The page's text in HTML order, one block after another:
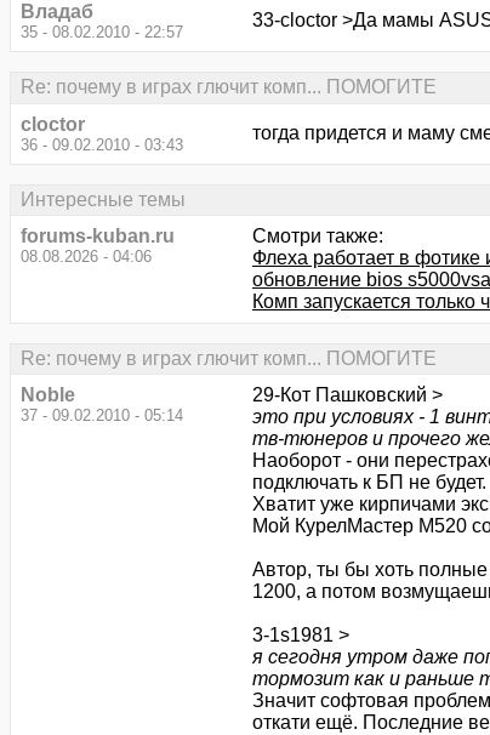
Владаб
35 - 08.02.2010 - 22:57
33-cloctor >Да мамы
Re: почему в играх глючит комп... ПОМОГИТЕ
cloctor
36 - 09.02.2010 - 03:43
тогда придется и маму
Интересные темы
forums-kuban.ru
08.08.2026 - 04:06
Смотри также:
Флеха работает в фотике
обновление bios s5000vsa
Комп запускается только
Re: почему в играх глючит комп... ПОМОГИТЕ
Noble
37 - 09.02.2010 - 05:14
29-Кот Пашковский >
это при условиях - 1
тв-тюнеров и прочего
Наоборот - они
подключать к БП не будет.
Хватит уже кирпичами
Мой КурелМастер М520
Автор, ты бы хоть полные
1200, а потом
3-1s1981 >
я сегодня утром даже
тормозит как и раньше
Значит софтовая
откати ещё. Последние